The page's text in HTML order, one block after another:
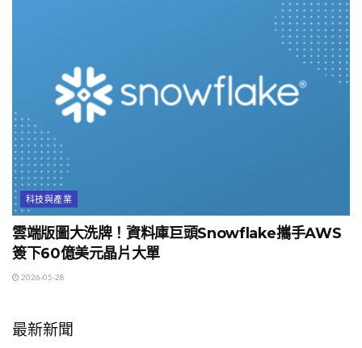
科技與產業
雲端版圖大洗牌！資料庫巨頭Snowflake攜手AWS
簽下60億美元晶片大單
2026-05-28
最新新聞